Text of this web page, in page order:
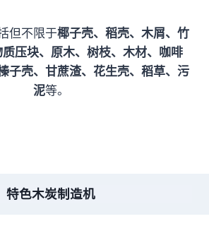
但不限于椰子壳、稻壳、 木屑、竹
压块、 原木、树枝、木材、咖啡
子壳、甘蔗渣、花生壳、稻草、污
泥等。
特色木炭制造机